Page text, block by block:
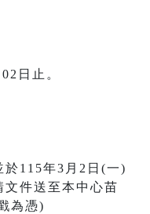
日止。
於115年3月2日(一)
件送至本中心苗
為憑)